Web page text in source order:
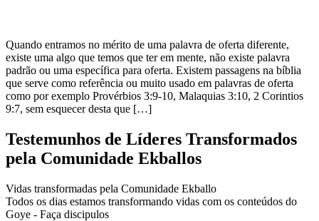
Quando entramos no mérito de uma palavra de oferta diferente,
existe uma algo que temos que ter em mente, não existe palavra
padrão ou uma específica para oferta. Existem passagens na bíblia
que serve como referência ou muito usado em palavras de oferta
como por exemplo Provérbios 3:9-10, Malaquias 3:10, 2 Corintios
9:7, sem esquecer desta que […]
Testemunhos de Líderes Transformados
pela Comunidade Ekballos
Vidas transformadas pela Comunidade Ekballo
Todos os dias estamos transformando vidas com os conteúdos do
Goye - Faça discipulos